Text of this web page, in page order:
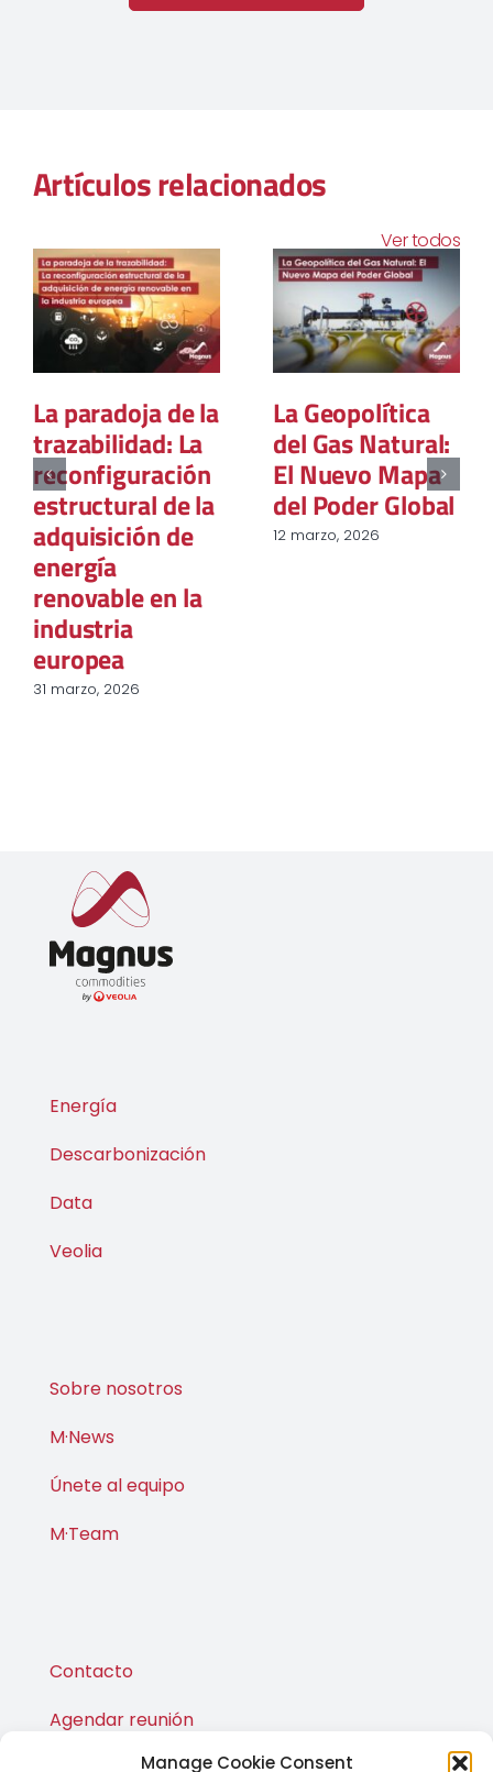
Manage Cookie Consent
Artículos relacionados
Ver todos
La paradoja de la
trazabilidad: La
reconfiguración
estructural de la
adquisición de
energía
renovable en la
industria
europea
31 marzo, 2026
La Geopolítica
del Gas Natural:
El Nuevo Mapa
del Poder Global
12 marzo, 2026
Energía
Descarbonización
Data
Veolia
Sobre nosotros
M·News
Únete al equipo
M·Team
Contacto
Agendar reunión